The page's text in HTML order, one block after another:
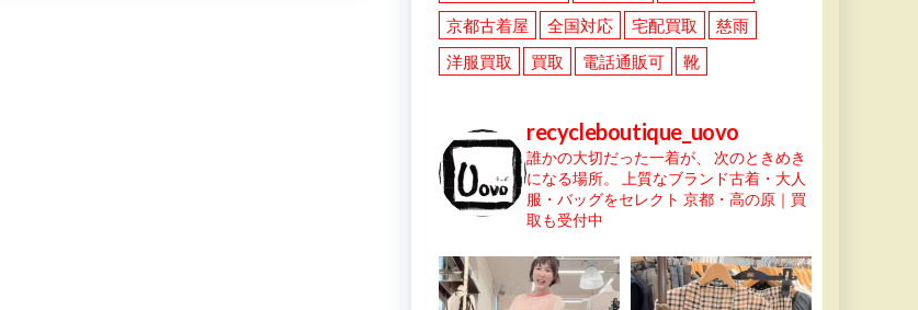
京都古着屋
全国対応 宅配買取
慈雨
洋服買取
買取 電話通販可 靴
recycleboutique_uovo
誰かの大切だった一着が、
次のときめき
になる場所。
上質なブランド古着・大人
服・バッグをセレクト 京都・高の原｜買
取も受付中